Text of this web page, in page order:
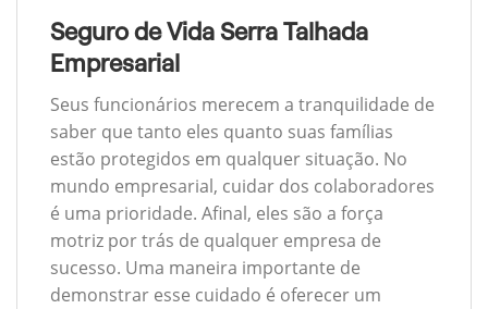
Seguro de Vida Serra Talhada
Empresarial
Seus funcionários merecem a tranquilidade de
saber que tanto eles quanto suas famílias
estão protegidos em qualquer situação. No
mundo empresarial, cuidar dos colaboradores
é uma prioridade. Afinal, eles são a força
motriz por trás de qualquer empresa de
sucesso. Uma maneira importante de
demonstrar esse cuidado é oferecer um